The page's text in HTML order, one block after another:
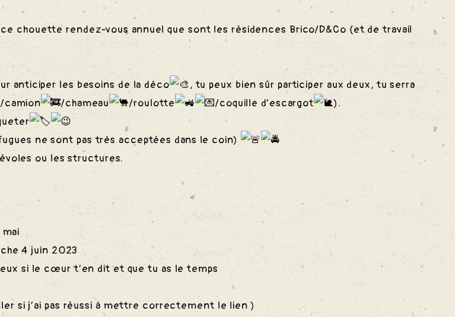
chouette rendez-vous annuel que sont les résidences Brico/D&Co (et de travail
anticiper les besoins de la déco
, tu peux bien sûr participer aux deux, tu serra
/camion /chameau /roulotte /coquille d’escargot
).
ne sont pas très acceptées dans le coin)
ou les structures.
4 juin 2023
si le cœur t’en dit et que tu as le temps
si j’ai pas réussi à mettre correctement le lien )